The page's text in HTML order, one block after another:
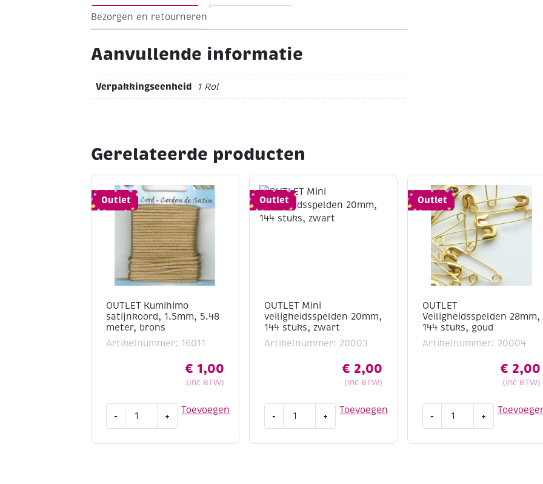
Bezorgen en retourneren
Aanvullende informatie
Verpakkingseenheid 1 Rol
Gerelateerde producten
Outlet
OUTLET Kumihimo
satijnkoord, 1.5mm, 5.48
meter, brons
Artikelnummer: 16011
€ 1,00
(Inc BTW)
Toevoegen
-
Kumihimo
+
Outlet
OUTLET Mini
veiligheidsspelden 20mm,
144 stuks, zwart
Artikelnummer: 20003
€ 2,00
(Inc BTW)
Toevoegen
- +
Outlet
OUTLET
Veiligheidsspelden 28mm,
144 stuks, goud
Artikelnummer: 20004
€ 2,00
(Inc BTW)
-
Veiligheidsspelden
+